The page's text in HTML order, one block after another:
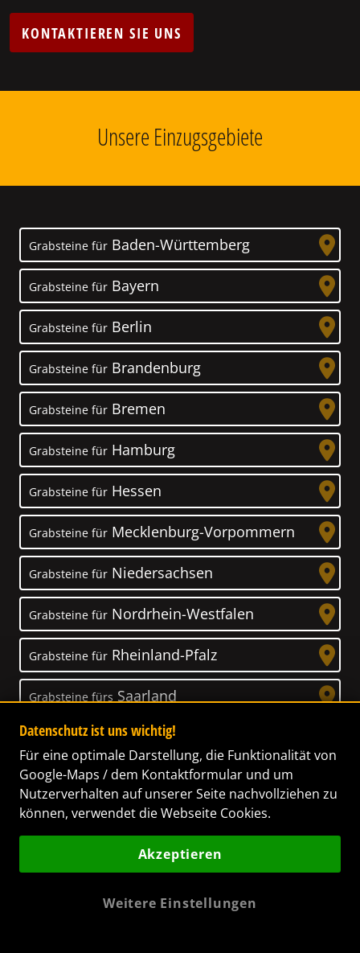
KONTAKTIEREN SIE UNS
Unsere Einzugsgebiete
Grabsteine für Baden-Württemberg
Grabsteine für Bayern
Grabsteine für Berlin
Grabsteine für Brandenburg
Grabsteine für Bremen
Grabsteine für Hamburg
Grabsteine für Hessen
Grabsteine für Mecklenburg-Vorpommern
Grabsteine für Niedersachsen
Grabsteine für Nordrhein-Westfalen
Grabsteine für Rheinland-Pfalz
Grabsteine fürs Saarland
Grabsteine für Sachsen
Grabsteine für Sachsen-Anhalt
Grabsteine fürSchleswig-Holstein
Thüringen
Datenschutz ist uns wichtig!
Für eine optimale Darstellung, die Funktionalität von
Google-Maps / dem Kontaktformular und um
Nutzerverhalten auf unserer Seite nachvollziehen zu
können, verwendet die Webseite Cookies.
Akzeptieren
Weitere Einstellungen